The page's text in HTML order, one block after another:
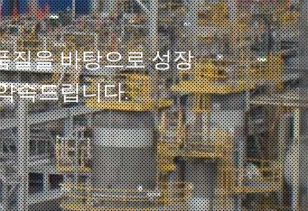
질을 바탕으로 성장
속드립니다.
보경